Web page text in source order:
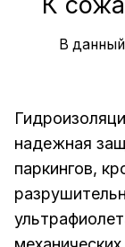
В
надежная
паркингов,